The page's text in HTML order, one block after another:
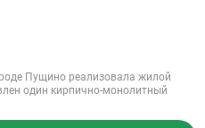
Пущино реализовала жилой
один кирпично-монолитный